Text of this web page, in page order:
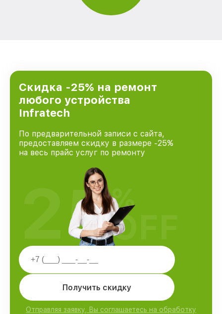
Скидка -25% на ремонт
любого устройства
Infratech
По предварительной записи с сайта,
предоставляем скидку в размере -25%
на весь прайс услуг по ремонту
Получить скидку
Отправляя заявку, Вы соглашаетесь на обработку
25%
OFF